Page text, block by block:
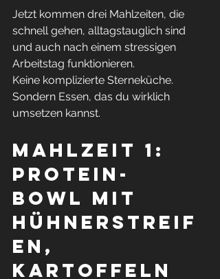
Jetzt kommen drei Mahlzeiten, die
schnell gehen, alltagstauglich sind
und auch nach einem stressigen
Arbeitstag funktionieren.
Keine komplizierte Sterneküche.
Sondern Essen, das du wirklich
umsetzen kannst.
Mahlzeit 1:
Protein-
Bowl mit
Hühnerstreif
en,
Kartoffeln